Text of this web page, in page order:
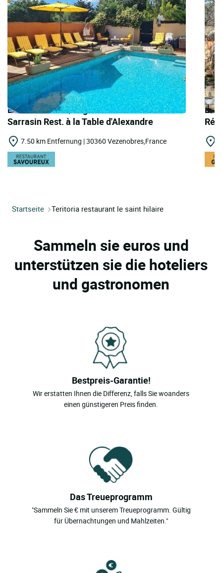
LOGIS HOTELS | Logis Hôtel le Relais
Sarrasin Rest. à la Table d'Alexandre
7.50 km Entfernung | 30360 Vezenobres,France
Startseite Teritoria restaurant le saint hilaire
Sammeln sie euros und
unterstützen sie die hoteliers
und gastronomen
Bestpreis-Garantie!
Wir erstatten Ihnen die Differenz, falls Sie woanders
einen günstigeren Preis finden.
Das Treueprogramm
"Sammeln Sie € mit unserem Treueprogramm. Gültig
für Übernachtungen und Mahlzeiten."